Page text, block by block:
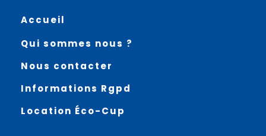
Accueil
Qui sommes nous ?
Nous contacter
Informations Rgpd
Location Éco-Cup